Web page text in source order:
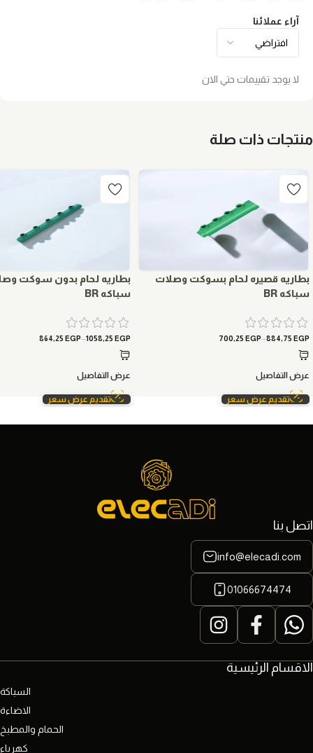
آراء عملائنا
لا يوجد تقييمات حتي الان
منتجات ذات صلة
بطاريه قصيره لحام بسوكت وصلات
سباكه BR
700,25 EGP–884,75 EGP
عرض التفاصيل
تقديم عرض سعر
بطاريه لحام بدون سوكت
سباكه BR
864,25 EGP–1058,25 EGP
عرض التفاصيل
تقديم عرض سعر
الاقسام الرئيسية
السباكة
الاضاءة
الحمام والمطبخ
كهرباء
اتصل بنا
info@elecadi.com
01066674474